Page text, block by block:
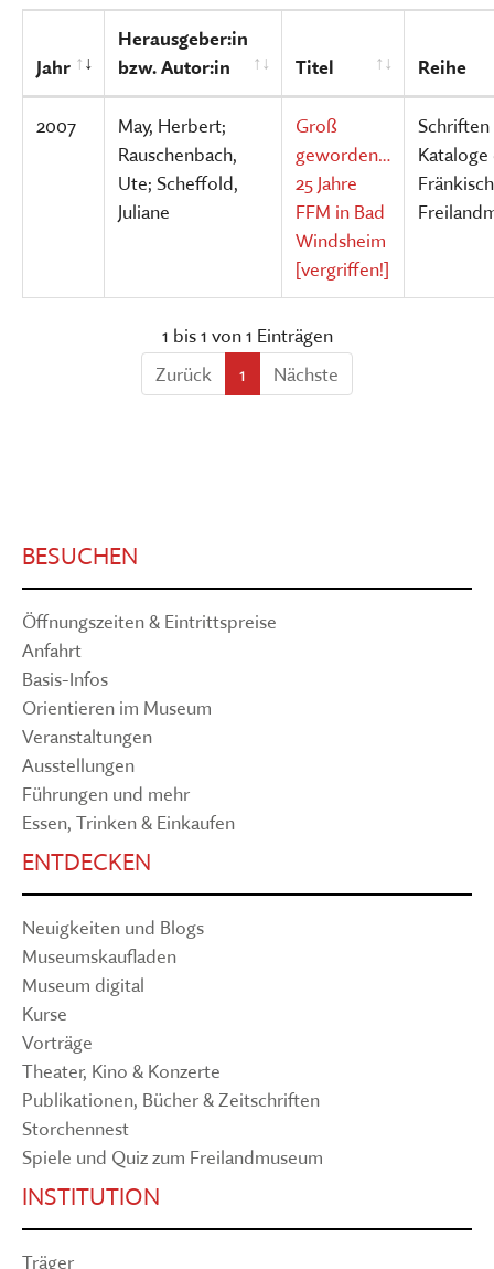
Jahr
Herausgeber:in
bzw. Autor:in
Titel Reihe
2007
May, Herbert;
Rauschenbach,
Ute; Scheffold,
Juliane
Groß
geworden…
25 Jahre
FFM in Bad
Windsheim
[vergriffen!]
Kataloge
1 bis 1 von 1 Einträgen
Zurück
1 Nächste
BESUCHEN
Öffnungszeiten & Eintrittspreise
Anfahrt
Basis-Infos
Orientieren im Museum
Veranstaltungen
Ausstellungen
Führungen und mehr
Essen, Trinken & Einkaufen
ENTDECKEN
Neuigkeiten und Blogs
Museumskaufladen
Museum digital
Kurse
Vorträge
Theater, Kino & Konzerte
Publikationen, Bücher & Zeitschriften
Storchennest
Spiele und Quiz zum Freilandmuseum
INSTITUTION
Träger